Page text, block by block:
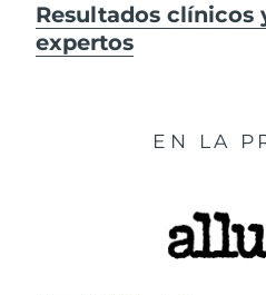
Resultados clínicos
expertos
EN LA